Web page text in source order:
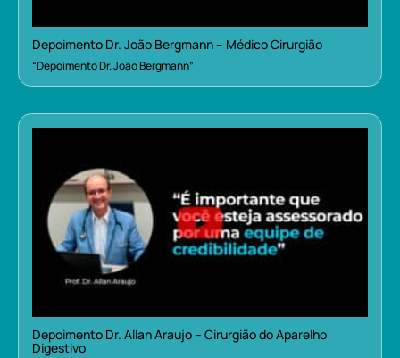
Depoimento Dr. João Bergmann – Médico Cirurgião
“Depoimento Dr. João Bergmann”
Depoimento Dr. Allan Araujo – Cirurgião do Aparelho
Digestivo